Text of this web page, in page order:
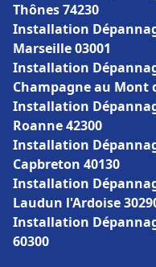
Thônes 74230
Installation
Marseille 03001
Installation
Champagne au Mont
Installation
Roanne 42300
Installation
Capbreton 40130
Installation
Laudun l'Ardoise
Installation
60300